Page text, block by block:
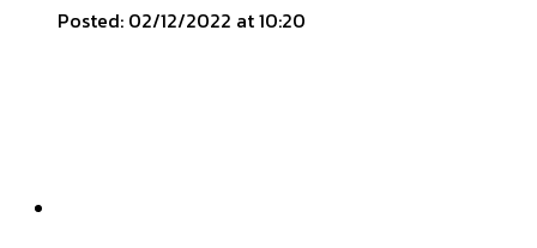
Posted: 02/12/2022 at 10:20